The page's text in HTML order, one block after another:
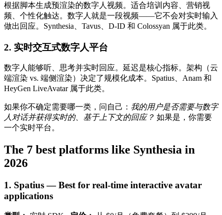
根据脚本生成预渲染的数字人视频。适合培训内容、营销视
频、个性化触达。数字人就是一段视频——它不会对实时输入
做出回应。Synthesia、Tavus、D-ID 和 Colossyan 属于此类。
2. 实时交互式数字人平台
数字人能够听、思考并实时回应。延迟是核心指标。架构（云
端渲染 vs. 端侧渲染）决定了规模化成本。Spatius、Anam 和
HeyGen LiveAvatar 属于此类。
如果你不确定需要哪一类，问自己： 我的用户是否需要与数字
人对话并获得实时的、基于上下文的回应？ 如果是，你需要
一个实时平台。
The 7 best platforms like Synthesia in
2026
1. Spatius — Best for real-time interactive avatar
applications